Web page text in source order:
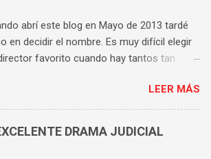
abrí este blog en Mayo de 2013 tardé
en decidir el nombre. Es muy difícil elegir
favorito cuando hay tantos tan
Hitchcock . Tiene una técnica perfecta, un
propio y consigue que en cada una de
LEER MÁS
DRAMA JUDICIAL